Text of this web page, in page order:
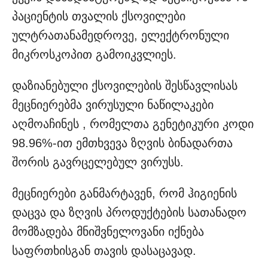
პაციენტის თვალის ქსოვილები
ულტრათანამედროვე, ელექტრონული
მიკროსკოპით გამოიკვლიეს.
დაზიანებული ქსოვილების შესწავლისას
მეცნიერებმა ვირუსული ნაწილაკები
აღმოაჩინეს , რომელთა გენეტიკური კოდი
98.96%-ით ემთხვევა ზღვის ბინადართა
შორის გავრცელებულ ვირუსს.
მეცნიერები განმარტავენ, რომ ჰიგიენის
დაცვა და ზღვის პროდუქტების სათანადო
მომზადება მნიშვნელოვანი იქნება
საფრთხისგან თავის დასაცავად.